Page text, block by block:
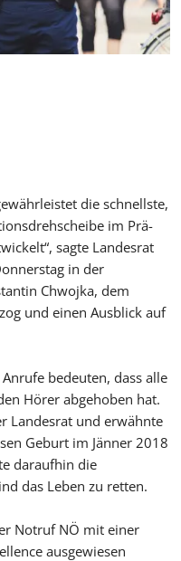
die schnellste,
im Prä-
sagte Landesrat
in der
Chwojka, dem
und einen Ausblick auf
bedeuten, dass alle
Hörer abgehoben hat.
Landesrat und erwähnte
Geburt im Jänner 2018
daraufhin die
das Leben zu retten.
Notruf NÖ mit einer
ausgewiesen